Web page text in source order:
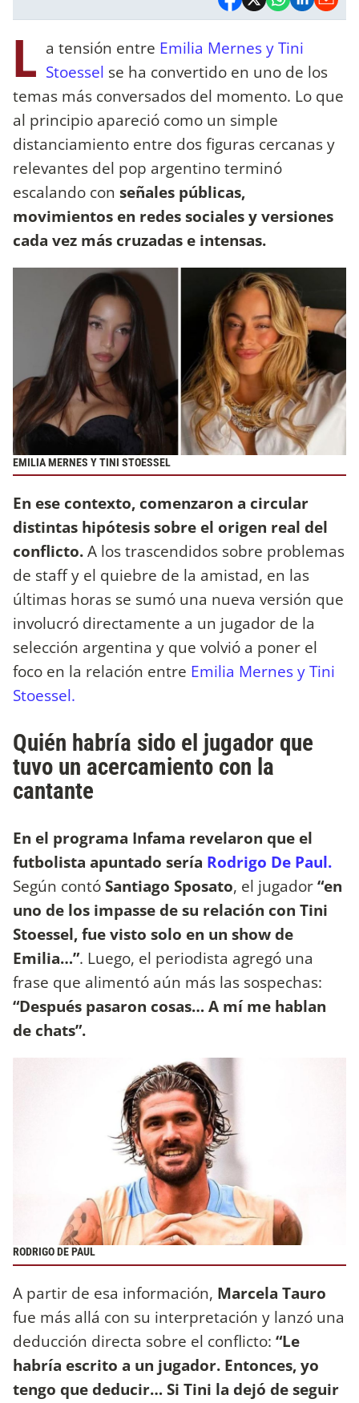
L a tensión entre Emilia Mernes y Tini
Stoessel se ha convertido en uno de los
temas más conversados del momento. Lo que
al principio apareció como un simple
distanciamiento entre dos figuras cercanas y
relevantes del pop argentino terminó
escalando con señales públicas,
movimientos en redes sociales y versiones
cada vez más cruzadas e intensas.
EMILIA MERNES Y TINI STOESSEL
En ese contexto, comenzaron a circular
distintas hipótesis sobre el origen real del
conflicto.A los trascendidos sobre problemas
de staff y el quiebre de la amistad, en las
últimas horas se sumó una nueva versión que
involucró directamente a un jugador de la
selección argentina y que volvió a poner el
foco en la relación entre Emilia Mernes y Tini
Stoessel.
Quién habría sido el jugador que
tuvo un acercamiento con la
cantante
En el programa Infama revelaron que el
futbolista apuntado sería Rodrigo De Paul.
Según contóSantiago Sposato, el jugador“en
uno de los impasse de su relación con Tini
Stoessel, fue visto solo en un show de
Emilia…”. Luego, el periodista agregó una
frase que alimentó aún más las sospechas:
“Después pasaron cosas… A mí me hablan
de chats”.
RODRIGO DE PAUL
A partir de esa información, Marcela Tauro
fue más allá con su interpretación y lanzó una
deducción directa sobre el conflicto: “Le
habría escrito a un jugador. Entonces, yo
tengo que deducir… Si Tini la dejó de seguir